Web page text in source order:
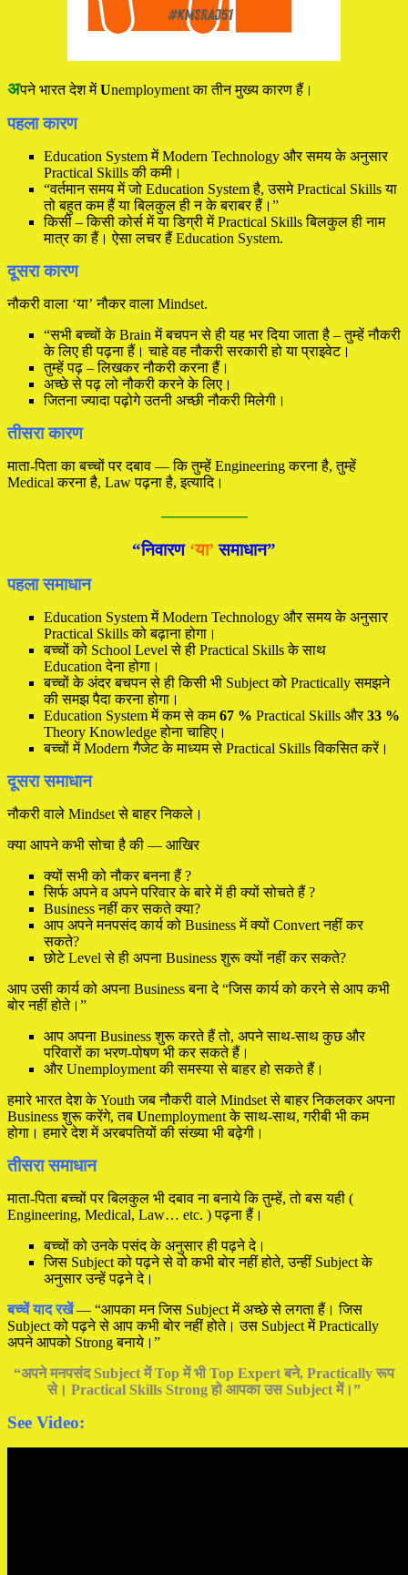
अपने भारत देश मेंUnemployment का तीन मुख्य कारण हैं।
पहला कारण
Education System में Modern Technology और समय के अनुसार
Practical Skills की कमी।
“वर्तमान समय में जो Education System है, उसमे Practical Skills या
तो बहुत कम हैं या बिलकुल ही न के बराबर हैं।”
किसी – किसी कोर्स में या डिग्री में Practical Skills बिलकुल ही नाम
मात्र का हैं। ऐसा लचर हैं Education System.
दूसरा कारण
नौकरी वाला ‘या’ नौकर वाला Mindset.
“सभी बच्चों के Brain में बचपन से ही यह भर दिया जाता है – तुम्हें नौकरी
के लिए ही पढ़ना हैं। चाहे वह नौकरी सरकारी हो या प्राइवेट।
तुम्हें पढ़ – लिखकर नौकरी करना हैं।
अच्छे से पढ़ लो नौकरी करने के लिए।
जितना ज्यादा पढ़ोगे उतनी अच्छी नौकरी मिलेगी।
तीसरा कारण
माता-पिता का बच्चों पर दबाव — कि तुम्हें Engineering करना है, तुम्हें
Medical करना है, Law पढ़ना है, इत्यादि।
—————
“निवारण ‘या’ समाधान”
पहला समाधान
Education System में Modern Technology और समय के अनुसार
Practical Skills को बढ़ाना होगा।
बच्चों को School Level से ही Practical Skills के साथ
Education देना होगा।
बच्चों के अंदर बचपन से ही किसी भी Subject को Practically समझने
की समझ पैदा करना होगा।
Education System में कम से कम67 % Practical Skills और33 %
Theory Knowledge होना चाहिए।
बच्चों में Modern गैजेट के माध्यम से Practical Skills विकसित करें।
दूसरा समाधान
नौकरी वाले Mindset से बाहर निकले।
क्या आपने कभी सोचा है की — आखिर
क्यों सभी को नौकर बनना हैं ?
सिर्फ अपने व अपने परिवार के बारे में ही क्यों सोचते हैं ?
Business नहीं कर सकते क्या?
आप अपने मनपसंद कार्य को Business में क्यों Convert नहीं कर
सकते?
छोटे Level से ही अपना Business शुरू क्यों नहीं कर सकते?
आप उसी कार्य को अपना Business बना दे “जिस कार्य को करने से आप कभी
बोर नहीं होते।”
आप अपना Business शुरू करते हैं तो, अपने साथ-साथ कुछ और
परिवारों का भरण-पोषण भी कर सकते हैं।
और Unemployment की समस्या से बाहर हो सकते हैं।
हमारे भारत देश के Youth जब नौकरी वाले Mindset से बाहर निकलकर अपना
Business शुरू करेंगे, तब Unemployment के साथ-साथ, गरीबी भी कम
होगा। हमारे देश में अरबपतियों की संख्या भी बढ़ेगी।
तीसरा समाधान
माता-पिता बच्चों पर बिलकुल भी दबाव ना बनाये कि तुम्हें, तो बस यही (
Engineering, Medical, Law… etc. ) पढ़ना हैं।
बच्चों को उनके पसंद के अनुसार ही पढ़ने दे।
जिस Subject को पढ़ने से वो कभी बोर नहीं होते, उन्हीं Subject के
अनुसार उन्हें पढ़ने दे।
बच्चें याद रखें— “आपका मन जिस Subject में अच्छे से लगता हैं। जिस
Subject को पढ़ने से आप कभी बोर नहीं होते। उस Subject में Practically
अपने आपको Strong बनाये।”
“अपने मनपसंद Subject में Top में भी Top Expert बने, Practically रूप
से। Practical Skills Strong हो आपका उस Subject में।”
See Video: